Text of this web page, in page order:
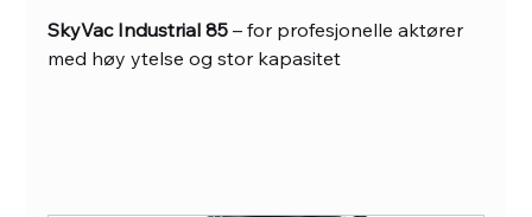
SkyVac Industrial 85 – for profesjonelle aktører
med høy ytelse og stor kapasitet